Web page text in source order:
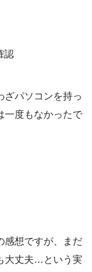
認
ざパソコンを持っ
一度もなかったで
感想ですが、まだ
大丈夫…という実